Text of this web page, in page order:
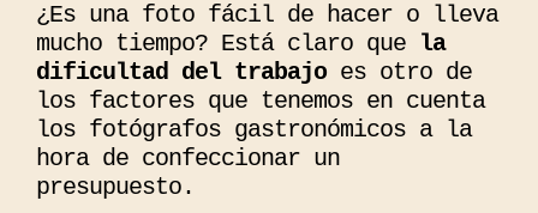
¿Es una foto fácil de hacer o lleva
mucho tiempo? Está claro que la
dificultad del trabajo es otro de
los factores que tenemos en cuenta
los fotógrafos gastronómicos a la
hora de confeccionar un
presupuesto.